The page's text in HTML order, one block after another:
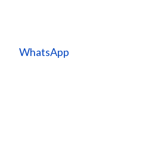
WhatsApp